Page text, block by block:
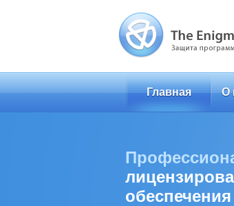
Главная О
обеспечения